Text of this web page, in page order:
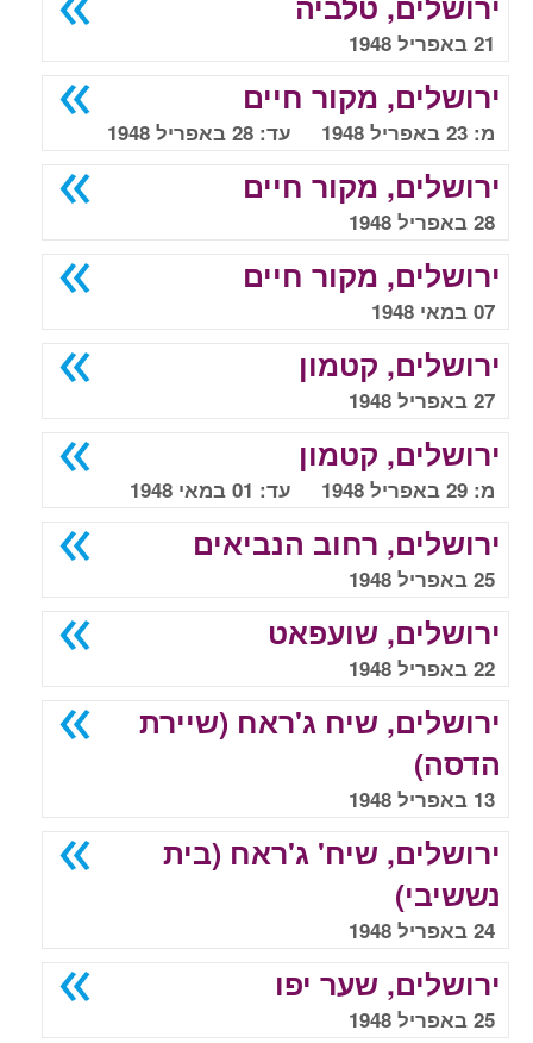
21 באפריל 1948
ירושלים, מקור חיים
מ: 23 באפריל 1948 עד: 28 באפריל 1948
ירושלים, מקור חיים
28 באפריל 1948
ירושלים, מקור חיים
07 במאי 1948
ירושלים, קטמון
27 באפריל 1948
ירושלים, קטמון
מ: 29 באפריל 1948 עד: 01 במאי 1948
ירושלים, רחוב הנביאים
25 באפריל 1948
ירושלים, שועפאט
22 באפריל 1948
ירושלים, שיח ג'ראח (שיירת
הדסה)
13 באפריל 1948
ירושלים, שיח' ג'ראח (בית
נששיבי)
24 באפריל 1948
ירושלים, שער יפו
25 באפריל 1948